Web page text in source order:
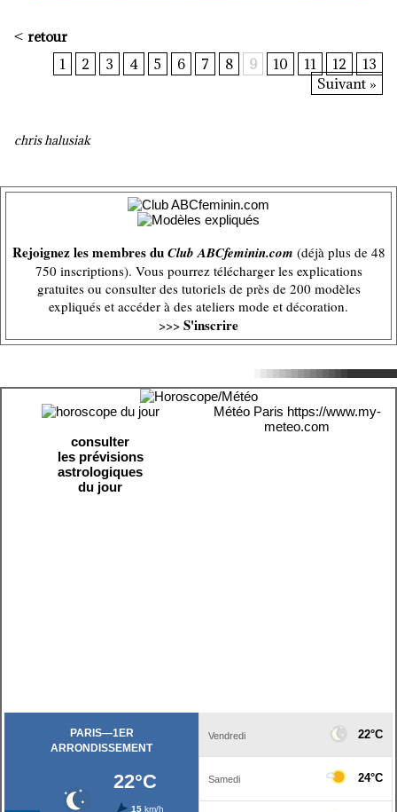
< retour
1
2 3 4 5 6 7 8 9 10 11 12
13
Suivant »
chris halusiak
Rejoignez les membres duClub ABCfeminin.com (déjà plus de 48
750 inscriptions). Vous pourrez télécharger les explications
gratuites ou consulter des tutoriels de près de 200 modèles
expliqués et accéder à des ateliers mode et décoration.
>>> S'inscrire
consulter
les prévisions
astrologiques
du jour
Météo Paris https://www.my-
meteo.com